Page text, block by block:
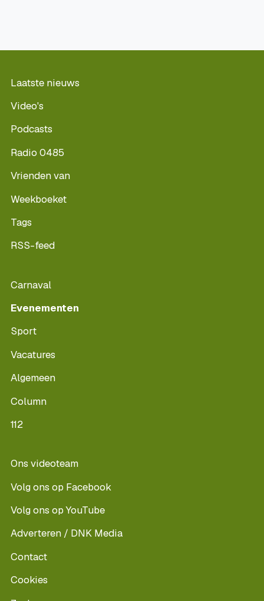
Laatste nieuws
Video's
Podcasts
Radio 0485
Vrienden van
Weekboeket
Tags
RSS-feed
Carnaval
Evenementen
Sport
Vacatures
Algemeen
Column
112
Ons videoteam
Volg ons op Facebook
Volg ons op YouTube
Adverteren / DNK Media
Contact
Cookies